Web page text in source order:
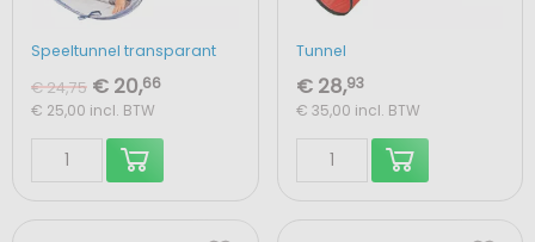
Speeltunnel transparant
€ 24,75 € 20,66
€ 25,00 incl. BTW
Tunnel
€ 28,93
€ 35,00 incl. BTW